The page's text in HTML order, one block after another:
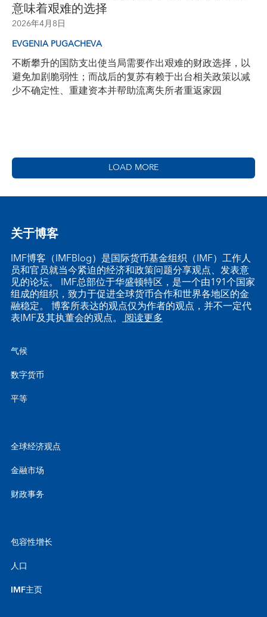
意味着艰难的选择
2026年4月8日
EVGENIA PUGACHEVA
不断攀升的国防支出使当局需要作出艰难的财政选择，以
避免加剧脆弱性；而战后的复苏有赖于出台相关政策以减
少不确定性、重建资本并帮助流离失所者重返家园
LOAD MORE
关于博客
IMF博客（IMFBlog）是国际货币基金组织（IMF）工作人
员和官员就当今紧迫的经济和政策问题分享观点、发表意
见的论坛。 IMF总部位于华盛顿特区，是一个由191个国家
组成的组织，致力于促进全球货币合作和世界各地区的金
融稳定。 博客所表达的观点仅为作者的观点，并不一定代
表IMF及其执董会的观点。 阅读更多
气候
数字货币
平等
全球经济观点
金融市场
财政事务
包容性增长
人口
IMF主页